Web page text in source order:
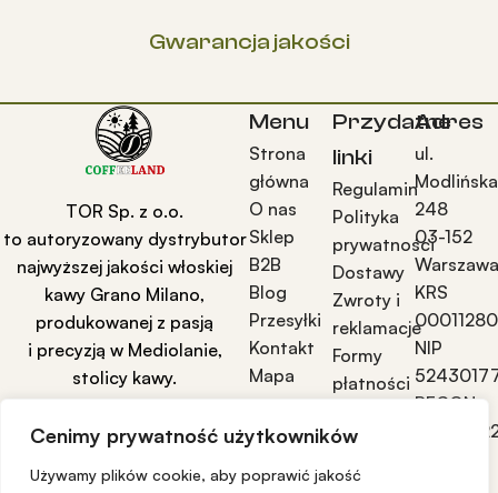
Cenimy prywatność użytkowników
Używamy plików cookie, aby poprawić jakość
Gwarancja jakości
TOR Sp. z o.o.
to autoryzowany dystrybutor
najwyższej jakości włoskiej
kawy Grano Milano,
produkowanej z pasją
i precyzją w Mediolanie,
stolicy kawy.
Menu
Strona
główna
O nas
Sklep
B2B
Blog
Przesyłki
Kontakt
Mapa
strony
Przydatne
linki
Regulamin
Polityka
prywatności
Dostawy
Zwroty i
reklamacje
Formy
płatności
konto
Adres
ul.
Modlińska
248
03-152
KRS
NIP
REGON